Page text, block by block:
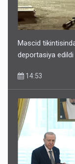
Məscid
deportasiya edildi
14:53